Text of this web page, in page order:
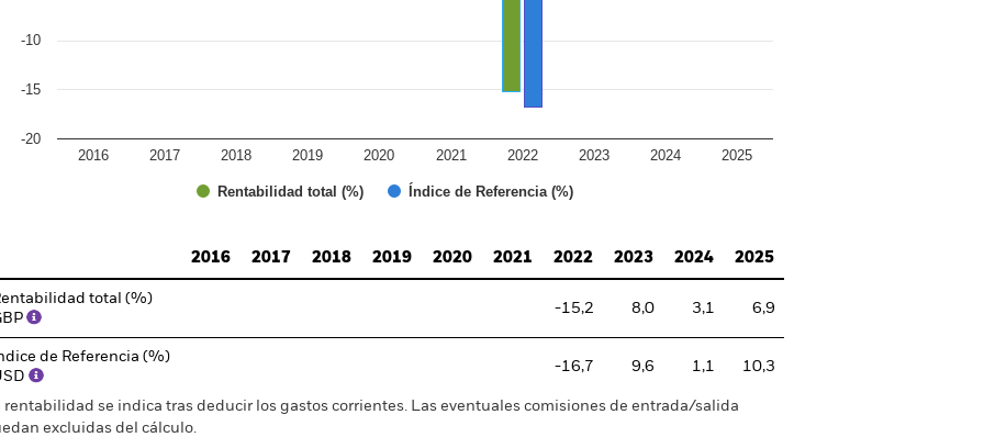
Rentabilidad total (%) Índice de Referencia (%)
2016 2017 2018 2019 2020 2021 2022 2023 2024 2025
-20
-15
-10
2016
2017 2018 2019 2020 2021 2022 2023 2024 2025
total (%)
-15,2 8,0 3,1 6,9
de Referencia (%)
-16,7 9,6 1,1 10,3
rentabilidad se indica tras deducir los gastos corrientes. Las eventuales comisiones de entrada/salida
excluidas del cálculo.